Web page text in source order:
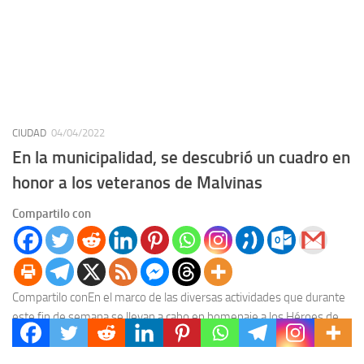
CIUDAD 04/04/2022
En la municipalidad, se descubrió un cuadro en
honor a los veteranos de Malvinas
Compartilo con
Compartilo conEn el marco de las diversas actividades que durante
este fin de semana se llevan a cabo en homenaje a los Héroes de
Malvinas...